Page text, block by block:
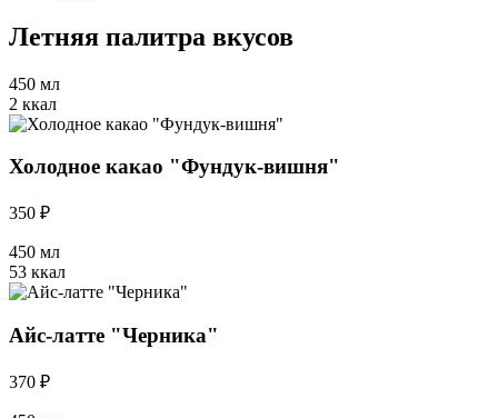
Летняя палитра вкусов
450 мл
2 ккал
Холодное какао "Фундук-вишня"
350 ₽
450 мл
53 ккал
Айс-латте "Черника"
370 ₽